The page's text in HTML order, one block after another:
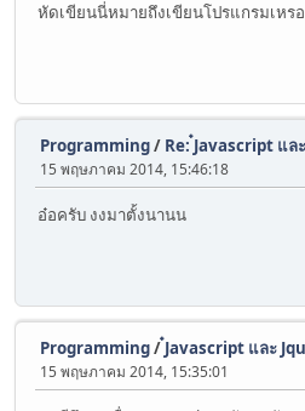
หัดเขียนนี่หมายถึงเขียนโปรแกรมเหร
Programming/ Re: ๋Javascript แล
15 พฤษภาคม 2014, 15:46:18
อ๋อครับ งงมาตั้งนานน
Programming/Javascript และ
15 พฤษภาคม 2014, 15:35:01